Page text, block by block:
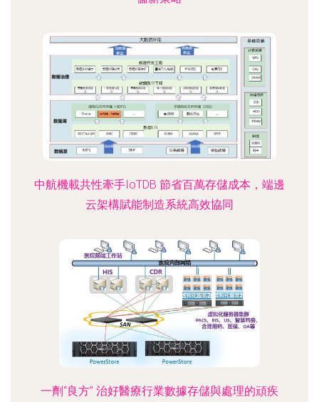
中航機載共性牽手IoTDB 節省百萬存儲成本，端邊
云架構賦能制造系統高效協同
一劑“良方” 治好醫療行業數據存儲與處理的頑疾